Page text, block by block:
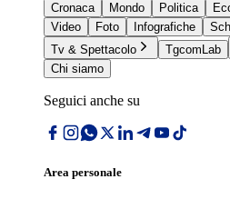
Cronaca
Mondo Politica
Video
Foto Infografiche
Tv & Spettacolo
TgcomLab
Chi siamo
Seguici anche su
Area personale